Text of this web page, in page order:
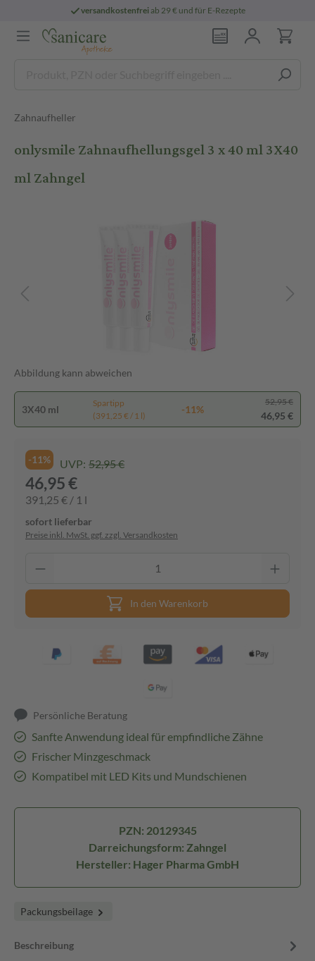
versandkostenfreiab 29 € und für E-Rezepte
Zahnaufheller
onlysmile Zahnaufhellungsgel 3 x 40 ml 3X40
ml Zahngel
Abbildung kann abweichen
3X40 ml
Spartipp
(391,25 € / 1 l)
-11%
52,95 €
46,95 €
-11% UVP: 52,95 €
46,95 €
391,25 € / 1 l
sofort lieferbar
Preise inkl. MwSt. ggf. zzgl. Versandkosten
In den Warenkorb
Persönliche Beratung
Sanfte Anwendung ideal für empfindliche Zähne
Frischer Minzgeschmack
Kompatibel mit LED Kits und Mundschienen
PZN: 20129345
Darreichungsform: Zahngel
Hersteller: Hager Pharma GmbH
Packungsbeilage
Beschreibung